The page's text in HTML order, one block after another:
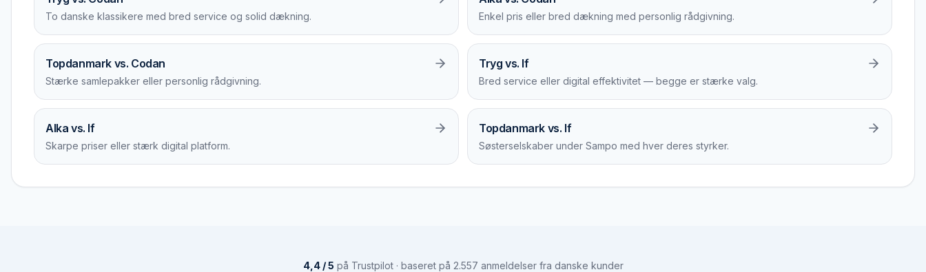
To danske klassikere med bred service og solid dækning. Enkel pris eller bred dækning med personlig rådgivning.
Topdanmark vs. Codan
Stærke samlepakker eller personlig rådgivning.
Tryg vs. If
Bred service eller digital effektivitet — begge er stærke valg.
Alka vs. If
Skarpe priser eller stærk digital platform.
Topdanmark vs. If
Søsterselskaber under Sampo med hver deres styrker.
4,4 / 5 på Trustpilot · baseret på 2.557 anmeldelser fra danske kunder